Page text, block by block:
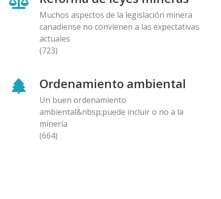
Muchos aspectos de la legislación minera
canadiense no convienen a las expectativas
actuales
(723)
Ordenamiento ambiental
Un buen ordenamiento
ambiental&nbsp;puede incluir o no a la
minería
(664)